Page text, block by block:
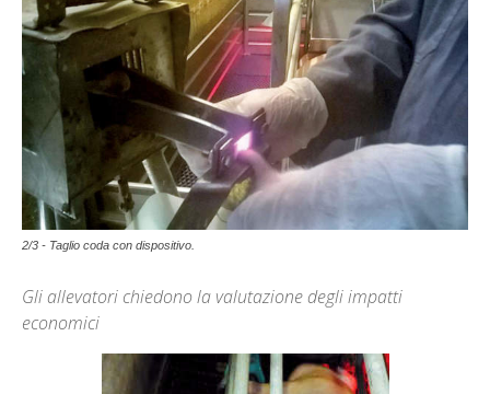
2/3 - Taglio coda con dispositivo.
Gli allevatori chiedono la valutazione degli impatti
economici